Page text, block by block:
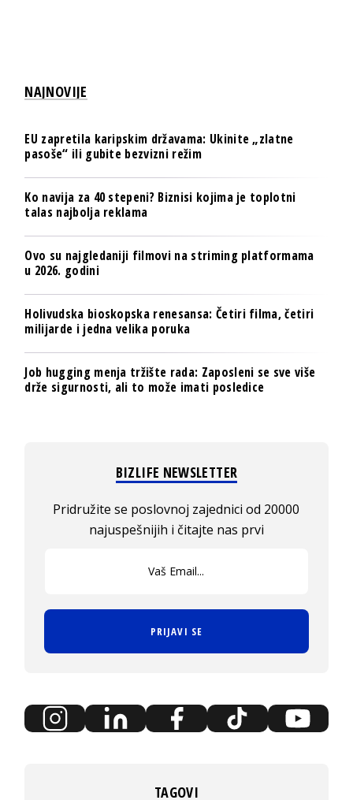
NAJNOVIJE
EU zapretila karipskim državama: Ukinite „zlatne
pasoše“ ili gubite bezvizni režim
Ko navija za 40 stepeni? Biznisi kojima je toplotni
talas najbolja reklama
Ovo su najgledaniji filmovi na striming platformama
u 2026. godini
Holivudska bioskopska renesansa: Četiri filma, četiri
milijarde i jedna velika poruka
Job hugging menja tržište rada: Zaposleni se sve više
drže sigurnosti, ali to može imati posledice
BIZLIFE NEWSLETTER
Pridružite se poslovnoj zajednici od 20000
najuspešnijih i čitajte nas prvi
PRIJAVI SE
TAGOVI